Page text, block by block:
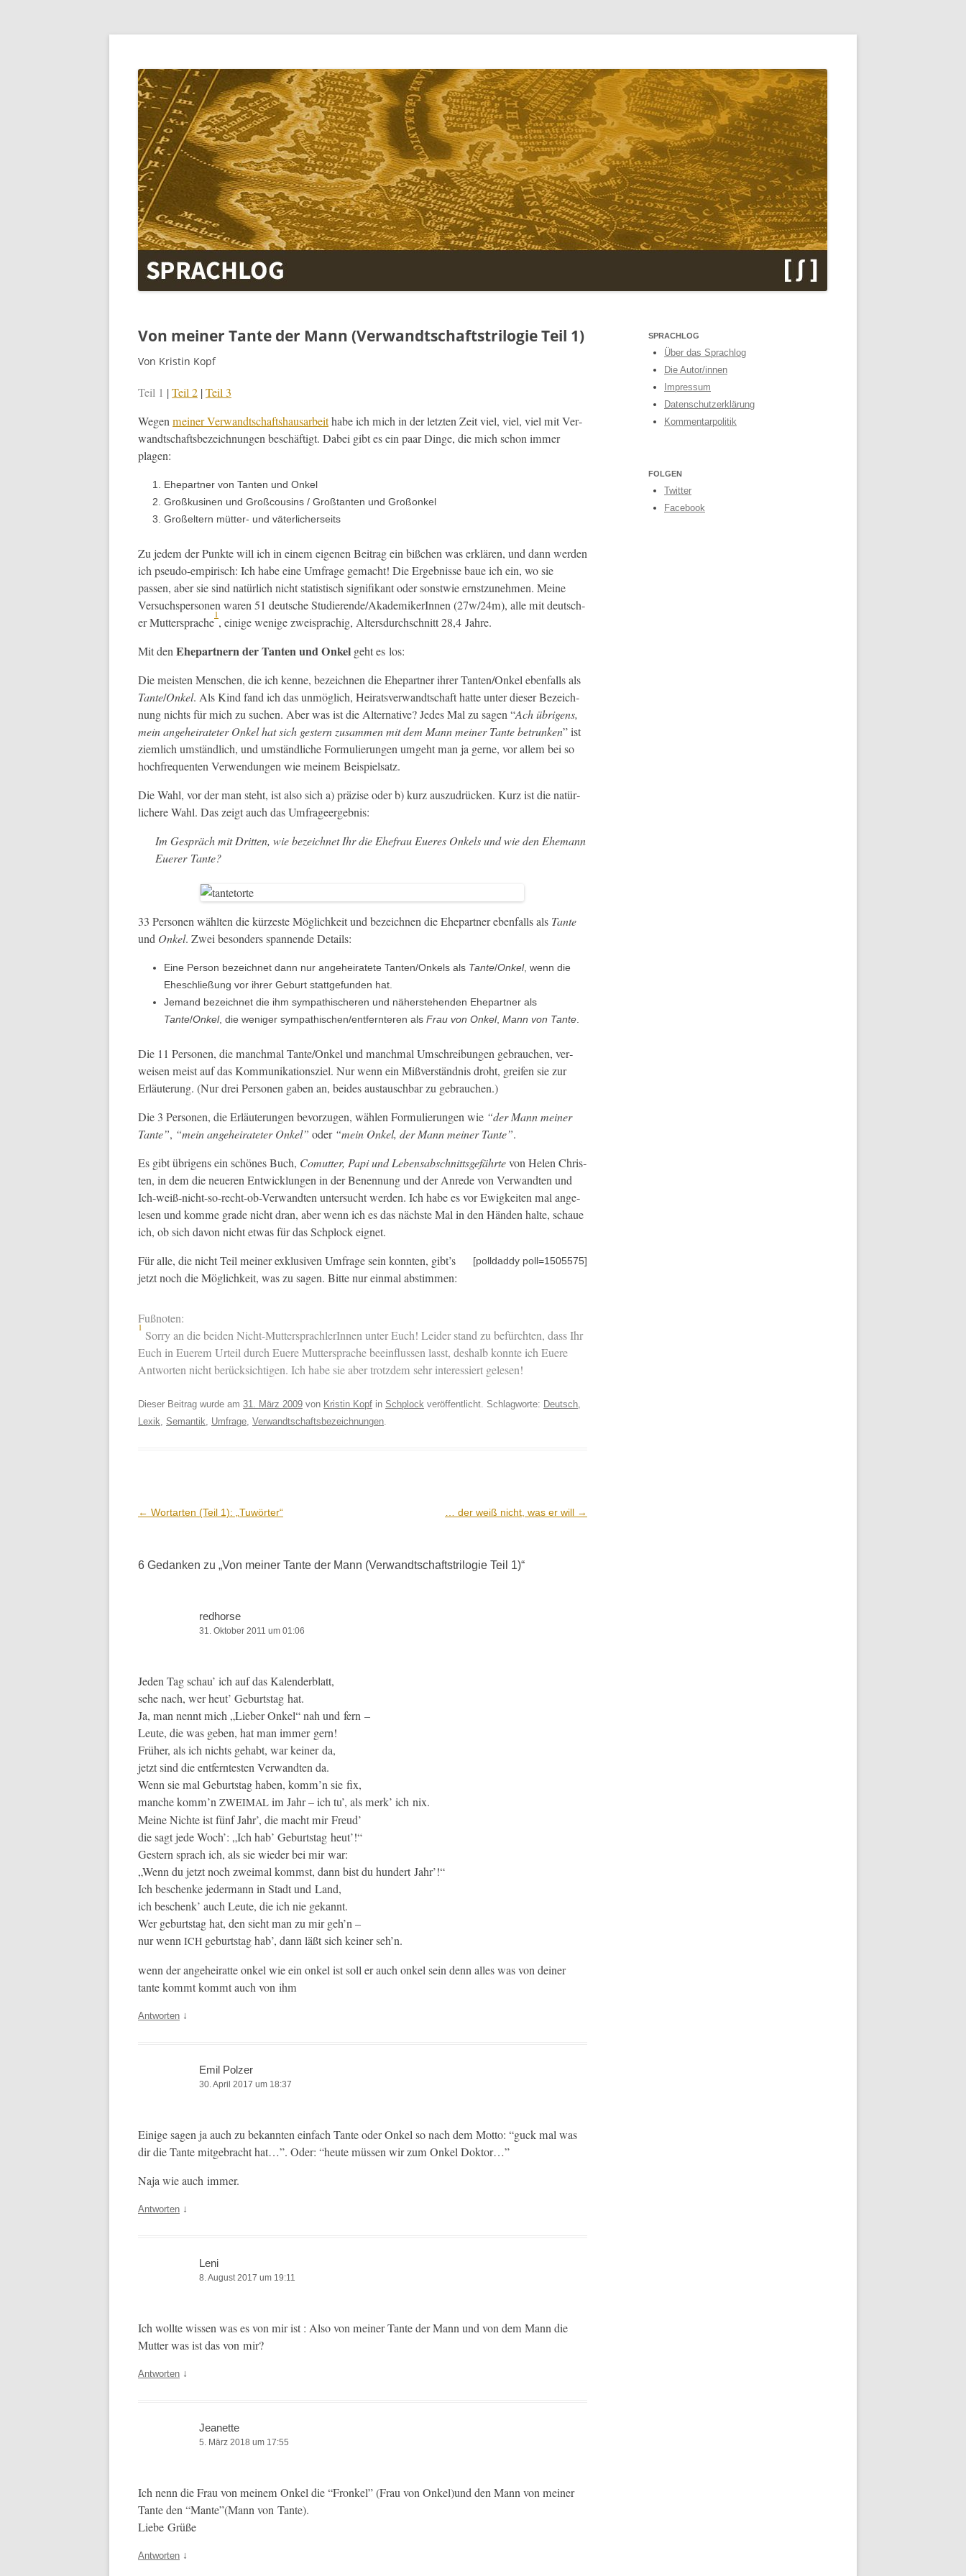
SPRACHLOG
Von meiner Tante der Mann (Verwandtschaftstrilogie Teil 1)
Von Kristin Kopf
Teil 1 |Teil 2 |Teil 3
Wegenmein­er Ver­wandtschaft­shausar­beithabe ich mich in der let­zten Zeit viel, viel, viel mit Ver­
wandtschafts­beze­ich­nun­gen beschäftigt. Dabei gibt es ein paar Dinge, die mich schon immer
plagen:
Ehep­art­ner von Tan­ten und Onkel
Großkusi­nen und Groß­cousins / Groß­tan­ten und Großonkel
Großel­tern müt­ter- und väterlicherseits
Zu jedem der Punk­te will ich in einem eige­nen Beitrag ein bißchen was erk­lären, und dann wer­den
ich pseu­do-empirisch: Ich habe eine Umfrage gemacht! Die Ergeb­nisse baue ich ein, wo sie
passen, aber sie sind natür­lich nicht sta­tis­tisch sig­nifikant oder sonst­wie ern­stzunehmen. Meine
Ver­suchsper­so­n­en waren 51 deutsche Studierende/AkademikerInnen (27w/24m), alle mit deutsch­
er Mut­ter­sprache
1
, einige wenige zweis­prachig, Alters­durch­schnitt 28,4 Jahre.
Mit denEhep­art­nern der Tan­ten und Onkel geht es los:
Die meis­ten Men­schen, die ich kenne, beze­ich­nen die Ehep­art­ner ihrer Tanten/Onkel eben­falls als
Tante/Onkel. Als Kind fand ich das unmöglich, Heiratsver­wandtschaft hat­te unter dieser Beze­ich­
nung nichts für mich zu suchen. Aber was ist die Alter­na­tive? Jedes Mal zu sagen “Ach übri­gens,
mein ange­heirateter Onkel hat sich gestern zusam­men mit dem Mann mein­er Tante betrunk­en” ist
ziem­lich umständlich, und umständliche For­mulierun­gen umge­ht man ja gerne, vor allem bei so
hochfre­quenten Ver­wen­dun­gen wie meinem Beispielsatz.
Die Wahl, vor der man ste­ht, ist also sich a) präzise oder b) kurz auszu­drück­en. Kurz ist die natür­
lichere Wahl. Das zeigt auch das Umfrageergebnis:
Im Gespräch mit Drit­ten, wie beze­ich­net Ihr die Ehe­frau Eueres Onkels und wie den Ehe­mann
Euer­er Tante?
33 Per­so­n­en wählten die kürzeste Möglichkeit und beze­ich­nen die Ehep­art­ner eben­falls als Tante
und Onkel. Zwei beson­ders span­nende Details:
Eine Per­son beze­ich­net dann nur ange­heiratete Tanten/Onkels als Tante/Onkel, wenn die
Eheschließung vor ihrer Geburt stattge­fun­den hat.
Jemand beze­ich­net die ihm sym­pa­this­cheren und näher­ste­hen­den Ehep­art­ner als
Tante/Onkel, die weniger sympathischen/entfernteren als Frau von Onkel, Mann von Tante
Die 11 Per­so­n­en, die manch­mal Tante/Onkel und manch­mal Umschrei­bun­gen gebrauchen, ver­
weisen meist auf das Kom­mu­nika­tion­sziel. Nur wenn ein Mißver­ständ­nis dro­ht, greifen sie zur
Erläuterung. (Nur drei Per­so­n­en gaben an, bei­des aus­tauschbar zu gebrauchen.)
Die 3 Per­so­n­en, die Erläuterun­gen bevorzu­gen, wählen For­mulierun­gen wie “der Mann mein­er
Tante”, “mein ange­heirateter Onkel” oder “mein Onkel, der Mann mein­er Tante”.
Es gibt übri­gens ein schönes Buch, Comut­ter, Papi und Lebens­ab­schnitts­ge­fährtevon Helen Chris­
ten, in dem die neueren Entwick­lun­gen in der Benen­nung und der Anrede von Ver­wandten und
Ich-weiß-nicht-so-recht-ob-Ver­wandten unter­sucht wer­den. Ich habe es vor Ewigkeit­en mal ange­
le­sen und komme grade nicht dran, aber wenn ich es das näch­ste Mal in den Hän­den halte, schaue
ich, ob sich davon nicht etwas für das Sch­plock eignet.
[poll­dad­dy poll=1505575]
Für alle, die nicht Teil mein­er exk­lu­siv­en Umfrage sein kon­nten, gibt’s
jet­zt noch die Möglichkeit, was zu sagen. Bitte nur ein­mal abstimmen:
Fußnoten:
1
Sor­ry an die bei­den Nicht-Mut­ter­sprach­lerIn­nen unter Euch! Lei­der stand zu befürcht­en, dass Ihr
Euch in Euerem Urteil durch Euere Mut­ter­sprache bee­in­flussen lasst, deshalb kon­nte ich Euere
Antworten nicht berück­sichti­gen. Ich habe sie aber trotz­dem sehr inter­essiert gelesen!
Dieser Beitrag wurde am 31. März 2009 von Kristin Kopf in Schplock veröffentlicht. Schlagworte: Deutsch,
Lexik, Semantik, Umfrage, Verwandtschaftsbezeichnungen.
Beitrags-
← Wortarten (Teil 1): „Tuwörter“ … der weiß nicht, was er will →
6 Gedanken zu „Von meiner Tante der Mann (Verwandtschaftstrilogie Teil 1)“
redhorse
31. Oktober 2011 um 01:06
Jeden Tag schau’ ich auf das Kalenderblatt,
sehe nach, wer heut’ Geburt­stag hat.
Ja, man nen­nt mich „Lieber Onkel“ nah und fern –
Leute, die was geben, hat man immer gern!
Früher, als ich nichts gehabt, war kein­er da,
jet­zt sind die ent­fer­n­testen Ver­wandten da.
Wenn sie mal Geburt­stag haben, komm’n sie fix,
manche komm’n ZWEIMAL im Jahr – ich tu’, als merk’ ich nix.
Meine Nichte ist fünf Jahr’, die macht mir Freud’
die sagt jede Woch’: „Ich hab’ Geburt­stag heut’!“
Gestern sprach ich, als sie wieder bei mir war:
„Wenn du jet­zt noch zweimal kommst, dann bist du hun­dert Jahr’!“
Ich beschenke jed­er­mann in Stadt und Land,
ich beschenk’ auch Leute, die ich nie gekannt.
Wer geburt­stag hat, den sieht man zu mir geh’n –
nur wenn ICH geburt­stag hab’, dann läßt sich kein­er seh’n.
wenn der ange­heirat­te onkel wie ein onkel ist soll er auch onkel sein denn alles was von dein­er
tante kommt kommt auch von ihm
Antworten ↓
Emil Polzer
30. April 2017 um 18:37
Einige sagen ja auch zu bekan­nten ein­fach Tante oder Onkel so nach dem Mot­to: “guck mal was
dir die Tante mit­ge­bracht hat…”. Oder: “heute müssen wir zum Onkel Doktor…”
Naja wie auch immer.
Antworten ↓
Leni
8. August 2017 um 19:11
Ich wollte wis­sen was es von mir ist : Also von mein­er Tante der Mann und von dem Mann die
Mut­ter was ist das von mir?
Antworten ↓
Jeanette
5. März 2018 um 17:55
Ich nenn die Frau von meinem Onkel die “Fronkel” (Frau von Onkel)und den Mann von mein­er
Tante den “Mante”(Mann von Tante).
Liebe Grüße
Antworten ↓
SPRACHLOG
Über das Sprachlog
Die Autor/innen
Impressum
Datenschutzerklärung
Kommentarpolitik
FOLGEN
Twitter
Facebook